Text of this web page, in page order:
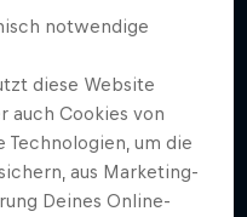
notwendige
diese Website
auch Cookies von
um die
aus Marketing-
Deines Online-